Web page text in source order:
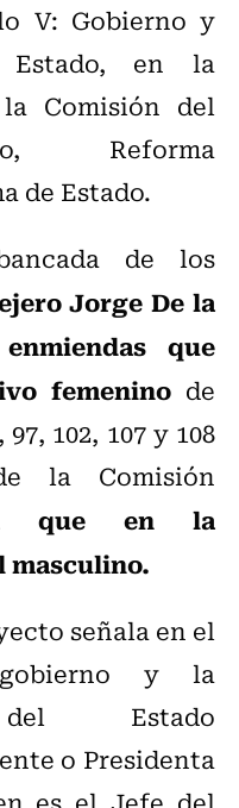
V: Gobierno y
Estado, en la
Comisión del
Reforma
de Estado.
de los
Jorge De la
que
femenino de
102, 107 y 108
la Comisión
que en la
masculino.
señala en el
y la
del Estado
o Presidenta